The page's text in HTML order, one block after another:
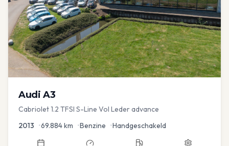
Audi A3
Cabriolet 1.2 TFSI S-Line Vol Leder advance
2013 •69.884km •Benzine •Handgeschakeld